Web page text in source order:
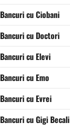
Bancuri cu Ciobani
Bancuri cu Doctori
Bancuri cu Elevi
Bancuri cu Emo
Bancuri cu Evrei
Bancuri cu Gigi Becali